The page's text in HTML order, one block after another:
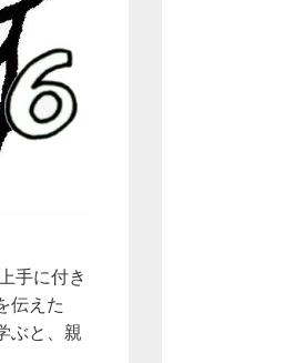
手に付き
伝えた
ぶと、親